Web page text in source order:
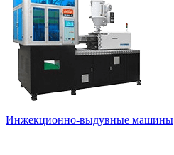
Инжекционно-выдувные машины